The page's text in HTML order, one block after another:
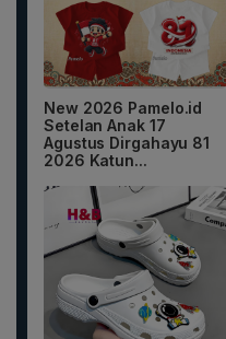
New 2026 Pamelo.id
Setelan Anak 17
Agustus Dirgahayu 81
2026 Katun...